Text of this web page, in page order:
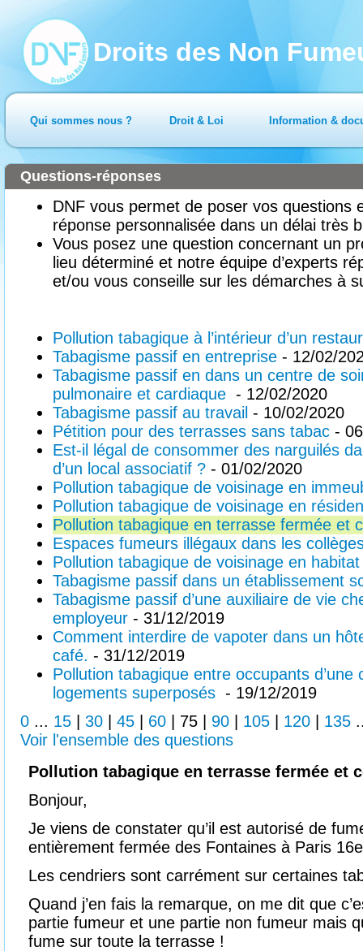
Droits des Non
Qui sommes nous ? Droit & Loi Information &
DNF vous permet de poser vos questions
réponse personnalisée dans un délai très
Vous posez une question concernant un
lieu déterminé et notre équipe d’experts
et/ou vous conseille sur les démarches à
Questions-réponses
Pollution tabagique à l’intérieur d’un
Tabagisme passif en entreprise - 12/02/
Tabagisme passif en dans un centre de
pulmonaire et cardiaque - 12/02/2020
Tabagisme passif au travail - 10/02/2020
Pétition pour des terrasses sans tabac -
Est-il légal de consommer des narguilés
d’un local associatif ? - 01/02/2020
Pollution tabagique de voisinage en
Pollution tabagique de voisinage en
Pollution tabagique en terrasse fermée et
Espaces fumeurs illégaux dans les
Pollution tabagique de voisinage en
Tabagisme passif dans un établissement
Tabagisme passif d’une auxiliaire de vie
employeur - 31/12/2019
Comment interdire de vapoter dans un
café. - 31/12/2019
Pollution tabagique entre occupants d’une
logements superposés - 19/12/2019
0 ... 15 30 45 60 75 90 105 120 135
Voir l'ensemble des questions
Pollution tabagique en terrasse fermée et
Bonjour,
Je viens de constater qu’il est autorisé de
entièrement fermée des Fontaines à Paris
Les cendriers sont carrément sur certaines
Quand j’en fais la remarque, on me dit que
partie fumeur et une partie non fumeur mais
fume sur toute la terrasse !